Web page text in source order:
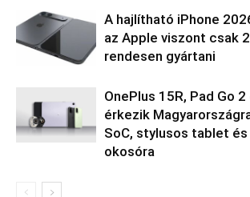
A hajlítható iPhone
az Apple viszont csak
rendesen gyártani
OnePlus 15R, Pad Go
érkezik
SoC, stylusos tablet és
okosóra